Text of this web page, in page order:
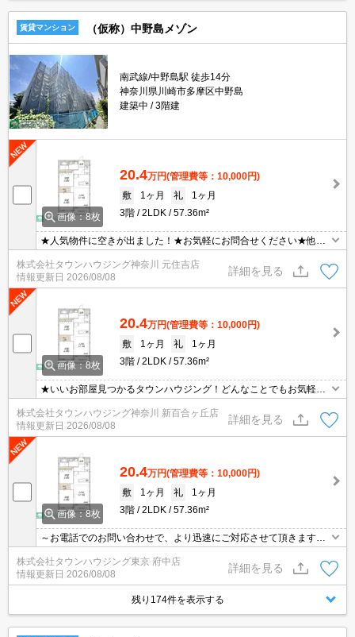
賃貸マンション （仮称）中野島メゾン
南武線/中野島駅 徒歩14分
神奈川県川崎市多摩区中野島
建築中
3階建
画像：8枚
20.4万円(管理費等：10,000円)
敷
1ヶ月 礼
1ヶ月
3階
2LDK 57.36m²
★人気物件に空きが出ました！★お気軽にお問合せください★他社
様の物件も含めて気になる物件はまとめてご紹介可能です！★ZOO
Mでのご相談も承ります★
株式会社タウンハウジング神奈川 元住吉店
情報更新日 2026/08/08
詳細を見る
画像：8枚
20.4万円(管理費等：10,000円)
敷
1ヶ月 礼
1ヶ月
3階
2LDK 57.36m²
★いいお部屋見つかるタウンハウジング！どんなことでもお気軽に
ご相談ください♪★
株式会社タウンハウジング神奈川 新百合ヶ丘店
情報更新日 2026/08/08
詳細を見る
画像：8枚
20.4万円(管理費等：10,000円)
敷
1ヶ月 礼
1ヶ月
3階
2LDK 57.36m²
～お電話でのお問い合わせで、より迅速にご対応させて頂きます～
地域密着タウンハウジングまで～
株式会社タウンハウジング東京 府中店
情報更新日 2026/08/08
詳細を見る
残り174件を表示する